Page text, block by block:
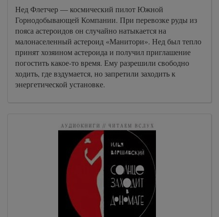
Нед Флетчер — космический пилот Южной
Горнодобывающей Компании. При перевозке руды из
пояса астероидов он случайно натыкается на
малонаселенный астероид «Манитори». Нед был тепло
принят хозяином астероида и получил приглашение
погостить какое-то время. Ему разрешили свободно
ходить, где вздумается, но запретили заходить к
энергетической установке.